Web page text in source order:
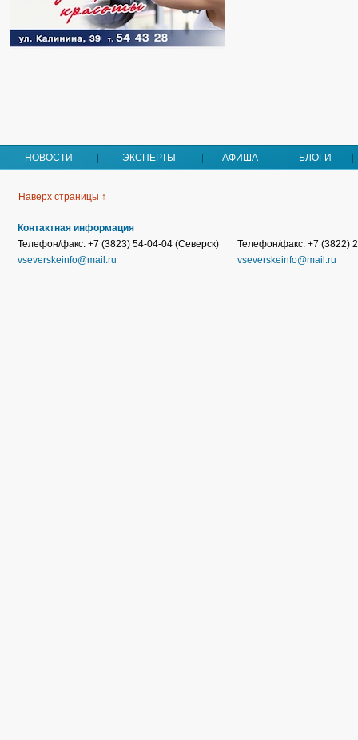
НОВОСТИ ЭКСПЕРТЫ АФИША БЛОГИ
Наверх страницы ↑
Контактная информация
Телефон/факс: +7 (3823) 54-04-04 (Северск)
vseverskeinfo@mail.ru
Телефон/факс: +7 (3822)
vseverskeinfo@mail.ru